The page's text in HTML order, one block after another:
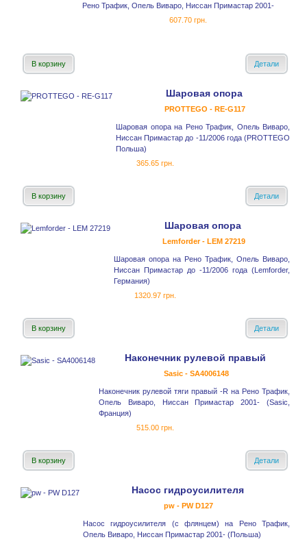
Рено Трафик, Опель Виваро, Ниссан Примастар 2001-
607.70 грн.
В корзину Детали
Шаровая опора
PROTTEGO - RE-G117
Шаровая опора на Рено Трафик, Опель Виваро,
Ниссан Примастар до -11/2006 года (PROTTEGO
Польша)
365.65 грн.
В корзину Детали
Шаровая опора
Lemforder - LEM 27219
Шаровая опора на Рено Трафик, Опель Виваро,
Ниссан Примастар до -11/2006 года (Lemforder,
Германия)
1320.97 грн.
В корзину Детали
Наконечник рулевой правый
Sasic - SA4006148
Наконечник рулевой тяги правый -R на Рено Трафик,
Опель Виваро, Ниссан Примастар 2001- (Sasic,
Франция)
515.00 грн.
В корзину Детали
Насос гидроусилителя
pw - PW D127
Насос гидроусилителя (с флянцем) на Рено Трафик,
Опель Виваро, Ниссан Примастар 2001- (Польша)